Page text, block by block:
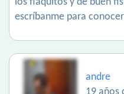
escríbanme para
andre